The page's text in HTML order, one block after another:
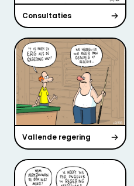
Consultaties
Vallende regering